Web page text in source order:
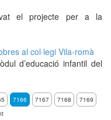
el projecte per a la
al col·legi Vila-romà
d’educació infantil del
7166 7167 7168
7169